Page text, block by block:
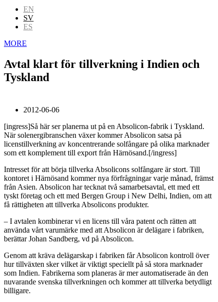
EN
SV
ES
MORE
Avtal klart för tillverkning i Indien och
Tyskland
2012-06-06
[ingress]Så här ser planerna ut på en Absolicon-fabrik i Tyskland.
När solenergibranschen växer kommer Absolicon satsa på
licenstillverkning av koncentrerande solfångare på olika marknader
som ett komplement till export från Härnösand.[/ingress]
Intresset för att börja tillverka Absolicons solfångare är stort. Till
kontoret i Härnösand kommer nya förfrågningar varje månad, främst
från Asien. Absolicon har tecknat två samarbetsavtal, ett med ett
tyskt företag och ett med Bergen Group i New Delhi, Indien, om att
få rättigheten att tillverka Absolicons produkter.
– I avtalen kombinerar vi en licens till våra patent och rätten att
använda vårt varumärke med att Absolicon är delägare i fabriken,
berättar Johan Sandberg, vd på Absolicon.
Genom att kräva delägarskap i fabriken får Absolicon kontroll över
hur tillväxten sker vilket är viktigt speciellt på så stora marknader
som Indien. Fabrikerna som planeras är mer automatiserade än den
nuvarande svenska tillverkningen och kommer att tillverka betydligt
billigare.